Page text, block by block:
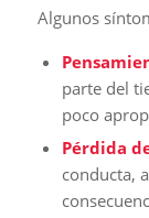
Algunos
parte del
poco
Pérdida
conducta,